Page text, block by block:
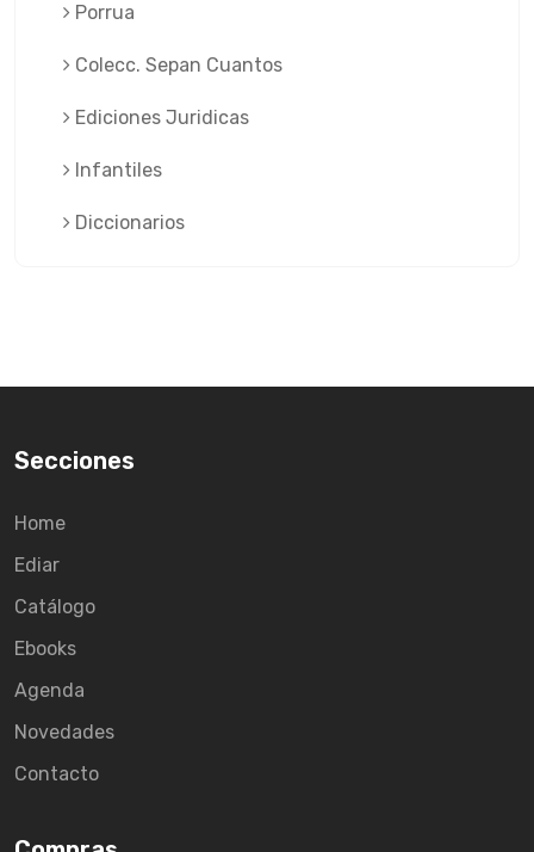
Porrua
Colecc. Sepan Cuantos
Ediciones Juridicas
Infantiles
Diccionarios
Secciones
Home
Ediar
Catálogo
Ebooks
Agenda
Novedades
Contacto